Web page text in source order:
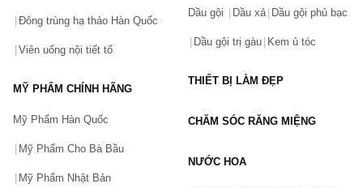
Để đặt mua các sản phẩm của Avent tại Chiaki.vn, các bạn có
thể truy cập vào website Chiaki.vn, search “Avent” trên thanh tìm
với nhu cầu của mình. Hoặc bạn cũng có thể gọi điện đến SĐT:
các sản phẩm của Avent tại Chiaki.vn.
Đông trùng hạ thảo Hàn Quốc
Viên uống nội tiết tố
MỸ PHẨM CHÍNH HÃNG
Mỹ Phẩm Hàn Quốc
Mỹ Phẩm Cho Bà Bầu
Mỹ Phẩm Nhật Bản
Dầu gội Dầu xả Dầu gội phủ bạc
Dầu gội trị gàu Kem ủ tóc
THIẾT BỊ LÀM ĐẸP
CHĂM SÓC RĂNG MIỆNG
NƯỚC HOA